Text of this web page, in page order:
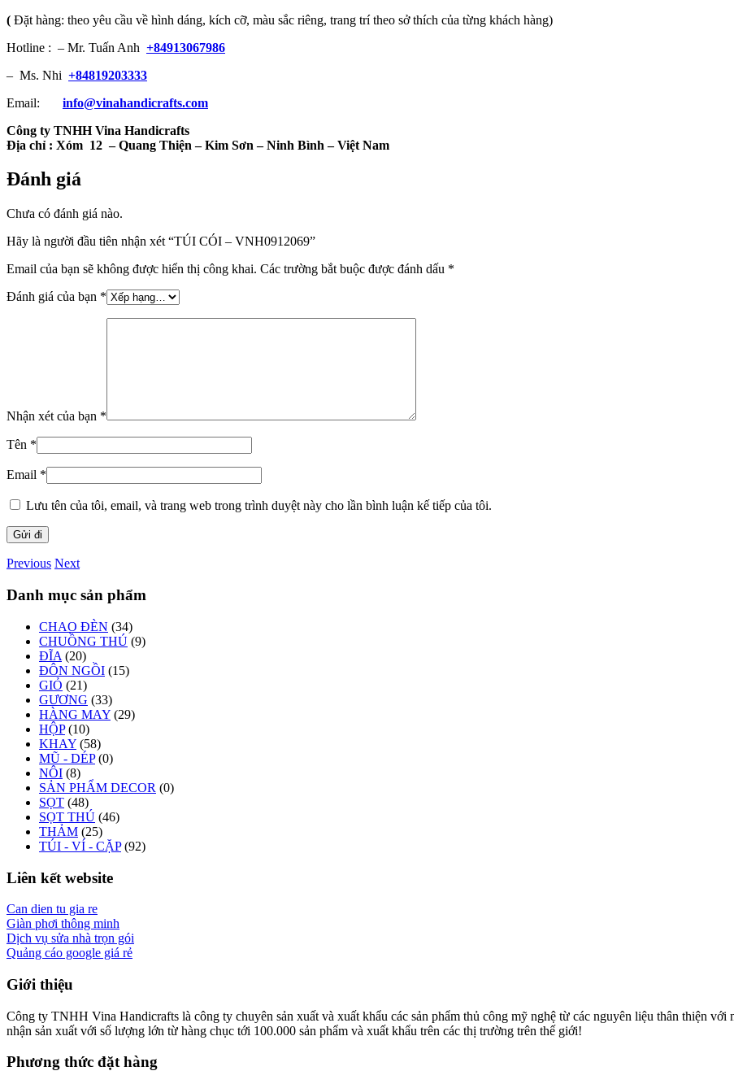
( Đặt hàng: theo yêu cầu về hình dáng, kích cỡ, màu sắc riêng, trang trí theo sở thích của từng khách hàng)
Hotline : – Mr. Tuấn Anh +84913067986
– Ms. Nhi +84819203333
Email: info@vinahandicrafts.com
Công ty TNHH Vina Handicrafts
Địa chỉ : Xóm 12 – Quang Thiện – Kim Sơn – Ninh Bình – Việt Nam
Đánh giá
Chưa có đánh giá nào.
Hãy là người đầu tiên nhận xét “TÚI CÓI – VNH0912069”
Email của bạn sẽ không được hiển thị công khai. Các trường bắt buộc được đánh dấu *
Đánh giá của bạn *
Nhận xét của bạn *
Tên *
Email *
Lưu tên của tôi, email, và trang web trong trình duyệt này cho lần bình luận kế tiếp của tôi.
Previous Next
Danh mục sản phẩm
CHAO ĐÈN (34)
CHUỒNG THÚ (9)
ĐĨA (20)
ĐÔN NGỒI (15)
GIỎ (21)
GƯƠNG (33)
HÀNG MAY (29)
HỘP (10)
KHAY (58)
MŨ - DÉP (0)
NÔI (8)
SẢN PHẨM DECOR (0)
SỌT (48)
SỌT THÚ (46)
THẢM (25)
TÚI - VÍ - CẶP (92)
Liên kết website
Can dien tu gia re
Giàn phơi thông minh
Dịch vụ sửa nhà trọn gói
Quảng cáo google giá rẻ
Giới thiệu
Công ty TNHH Vina Handicrafts là công ty chuyên sản xuất và xuất khẩu các sản phẩm thủ công mỹ nghệ từ các nguyên liệu thân thiện
nhận sản xuất với số lượng lớn từ hàng chục tới 100.000 sản phẩm và xuất khẩu trên các thị trường trên thế giới!
Phương thức đặt hàng